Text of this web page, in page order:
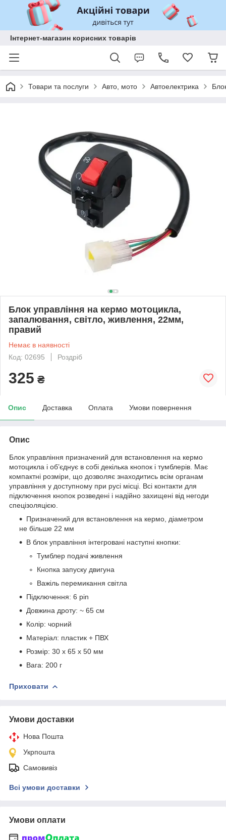
Інтернет-магазин корисних товарів
Товари та послуги Авто, мото Автоелектрика
Блок управління на кермо мотоцикла,
запалювання, світло, живлення, 22мм,
правий
Немає в наявності
Код: 02695
Роздріб
325 ₴
Опис Доставка Оплата Умови повернення
Опис
Блок управління призначений для встановлення на кермо
мотоцикла і об’єднує в собі декілька кнопок і тумблерів. Має
компактні розміри, що дозволяє знаходитись всім органам
управління у доступному при русі місці. Всі контакти для
підключення кнопок розведені і надійно захищені від негоди
спецізоляцією.
Призначений для встановлення на кермо, діаметром
не більше 22 мм
В блок управління інтегровані наступні кнопки:
Тумблер подачі живлення
Кнопка запуску двигуна
Важіль перемикання світла
Підключення: 6 pin
Довжина дроту: ~ 65 см
Колір: чорний
Матеріал: пластик + ПВХ
Розмір: 30 х 65 х 50 мм
Вага: 200 г
Приховати
Умови доставки
Нова Пошта
Укрпошта
Самовивіз
Всі умови доставки
Умови оплати